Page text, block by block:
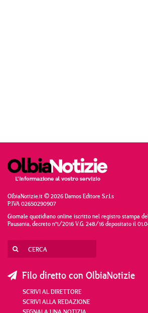
OlbiaNotizie.it © 2026 Damos Editore S.r.l.s
P.IVA 02650290907
Giornale quotidiano online iscritto nel registro stampa
Pausania, decreto n°1/2016 V.G. 248/16 depositato il
Filo diretto con OlbiaNotizie
SCRIVI AL DIRETTORE
SCRIVI ALLA REDAZIONE